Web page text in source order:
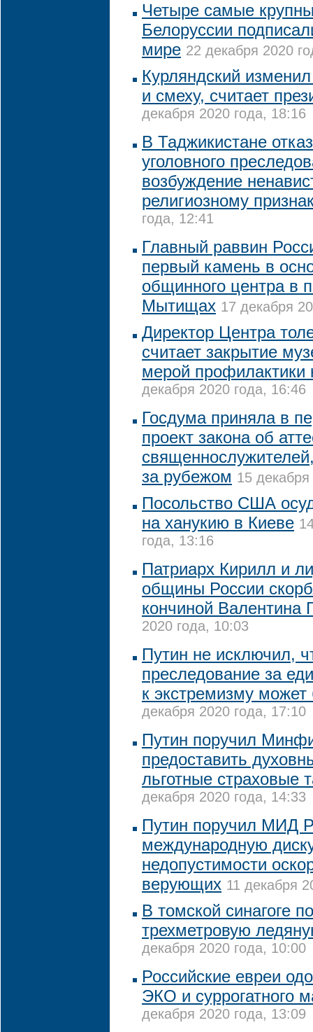
Четыре самые
Белоруссии
мире 22 декабря 2020
Курляндский
и смеху, считает
декабря 2020 года, 18:16
В Таджикистане
уголовного
возбуждение
религиозному
года, 12:41
Главный раввин
первый камень в
общинного центра в
Мытищах 17 декабря
Директор Центра
считает закрытие
мерой профилактики
декабря 2020 года, 16:46
Госдума приняла в
проект закона об
за рубежом 15
Посольство США
на ханукию в Киеве
года, 13:16
Патриарх Кирилл и
общины России
кончиной Валентина
2020 года, 10:03
Путин не исключил,
преследование за
к экстремизму
декабря 2020 года, 17:10
Путин поручил
предоставить
льготные страховые
декабря 2020 года, 14:33
Путин поручил МИД
международную
недопустимости
верующих 11 декабря
В томской синагоге
трехметровую
декабря 2020 года, 10:00
Российские евреи
ЭКО и суррогатного
декабря 2020 года, 13:09